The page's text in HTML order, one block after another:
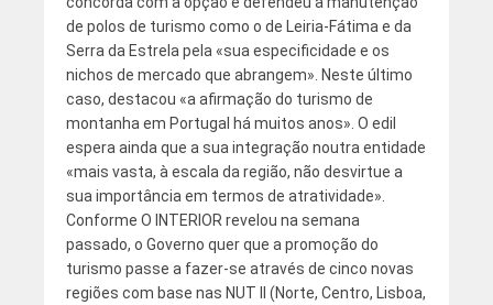
de polos de turismo como o de Leiria-Fátima e da
Serra da Estrela pela «sua especificidade e os
nichos de mercado que abrangem». Neste último
caso, destacou «a afirmação do turismo de
montanha em Portugal há muitos anos». O edil
espera ainda que a sua integração noutra entidade
«mais vasta, à escala da região, não desvirtue a
sua importância em termos de atratividade».
Conforme O INTERIOR revelou na semana
passado, o Governo quer que a promoção do
turismo passe a fazer-se através de cinco novas
regiões com base nas NUT II (Norte, Centro, Lisboa,